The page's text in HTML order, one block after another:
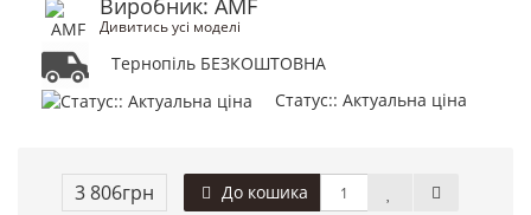
Виробник: AMF
Дивитись усі моделі
Тернопіль БЕЗКОШТОВНА
Статус:: Актуальна ціна
3 806грн До кошика